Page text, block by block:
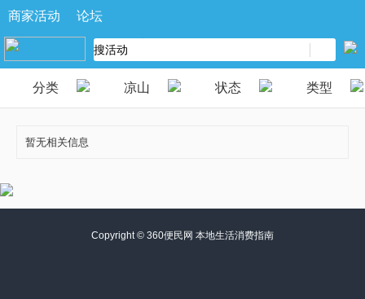
商家活动 论坛
分类 凉山 状态 类型
暂无相关信息
Copyright © 360便民网 本地生活消费指南